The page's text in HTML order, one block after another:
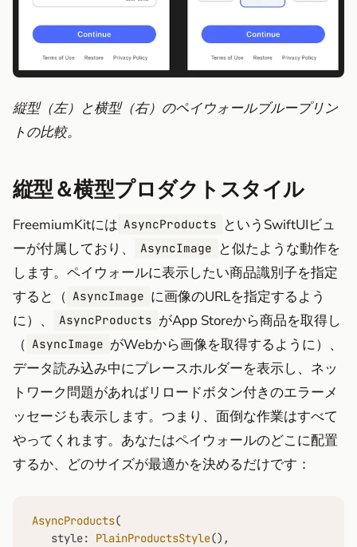
縦型（左）と横型（右）のペイウォールブループリン
トの比較。
縦型＆横型プロダクトスタイル
FreemiumKitには AsyncProducts
というSwiftUIビュ
ーが付属しており、
AsyncImage
と似たような動作を
します。ペイウォールに表示したい商品識別子を指定
すると（ AsyncImage に画像のURLを指定するよう
に）、
AsyncProducts がApp Storeから商品を取得し
（ AsyncImage がWebから画像を取得するように）、
データ読み込み中にプレースホルダーを表示し、ネッ
トワーク問題があればリロードボタン付きのエラーメ
ッセージも表示します。つまり、面倒な作業はすべて
やってくれます。あなたはペイウォールのどこに配置
するか、どのサイズが最適かを決めるだけです：
AsyncProducts(
   style:
PlainProductsStyle(),